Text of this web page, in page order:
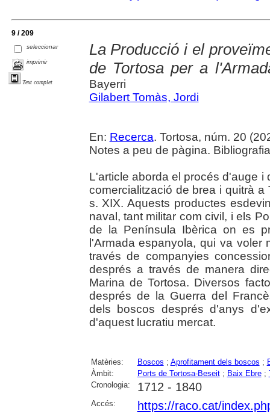
9 / 209
seleccionar
imprimir
Text complet
La Producció i el
de Tortosa per a
Bayerri
Gilabert Tomàs, Jordi
En: Recerca. Tortosa, núm. 20
Notes a peu de pàgina.
L'article aborda el procés d'auge
comercialització de brea i quitrà
s. XIX. Aquests productes
naval, tant militar com civil, i els
de la Península Ibèrica on es
l'Armada espanyola, qui va voler
través de companyies
després a través de manera
Marina de Tortosa. Diversos
després de la Guerra del
dels boscos després d'anys
d'aquest lucratiu mercat.
Matèries: Boscos ; Aprofitament dels boscos ;
Àmbit:
Ports de Tortosa-Beseit; Baix Ebre;
Cronologia:
1712 - 1840
Accés: https://raco.cat/